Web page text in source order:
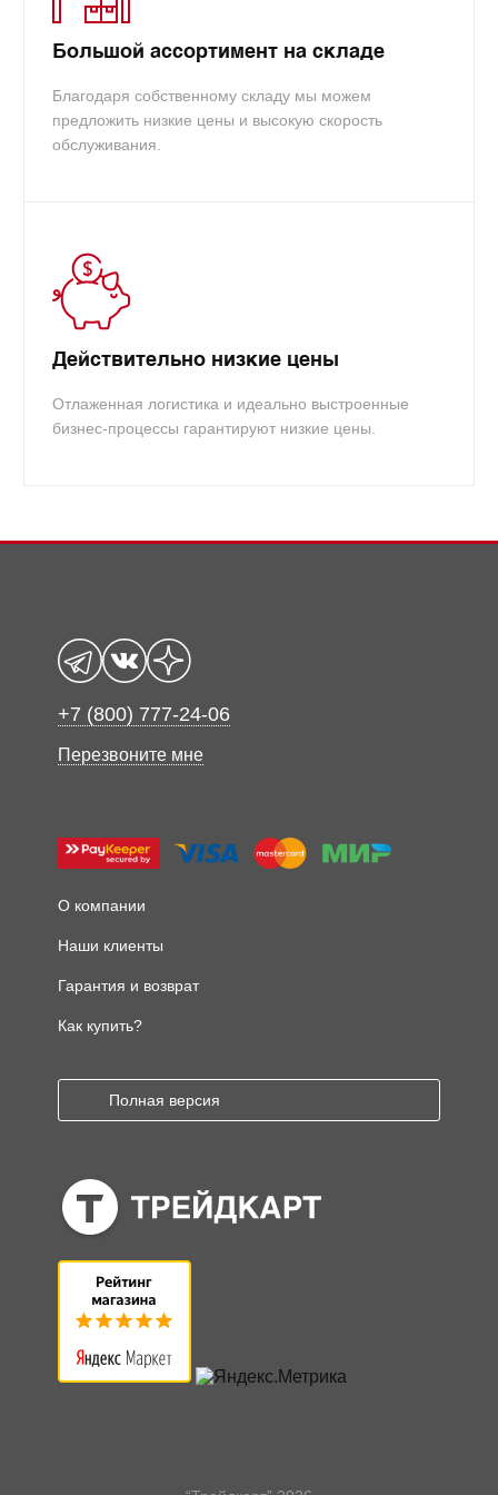
Большой ассортимент на складе
Благодаря собственному складу мы можем
предложить низкие цены и высокую скорость
обслуживания.
Действительно низкие цены
Отлаженная логистика и идеально выстроенные
бизнес-процессы гарантируют низкие цены.
+7 (800) 777-24-06
Перезвоните мне
О компании
Наши клиенты
Гарантия и возврат
Как купить?
Полная версия